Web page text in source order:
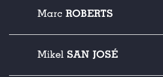
Marc ROBERTS
Mikel SAN JOSÉ